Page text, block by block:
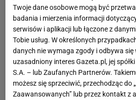
Twoje dane osobowe mogą być
badania i mierzenia informacji
serwisów i aplikacji lub łączone z
Tobie usług. W określonych
danych nie wymaga zgody i odbywa się
uzasadniony interes Gazeta.pl, jej
S.A. – lub Zaufanych Partnerów.
możesz się sprzeciwić, przechodząc do
Zaawansowanych” lub przez kontakt z